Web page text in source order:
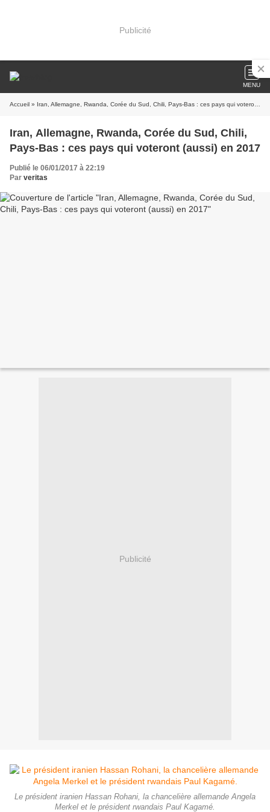
Publicité
MENU
Accueil » Iran, Allemagne, Rwanda, Corée du Sud, Chili, Pays-Bas : ces pays qui voteront (aussi) en 2017
Iran, Allemagne, Rwanda, Corée du Sud, Chili,
Pays-Bas : ces pays qui voteront (aussi) en 2017
Publié le 06/01/2017 à 22:19
Par veritas
Publicité
Le président iranien Hassan Rohani, la chancelière allemande Angela
Merkel et le président rwandais Paul Kagamé.